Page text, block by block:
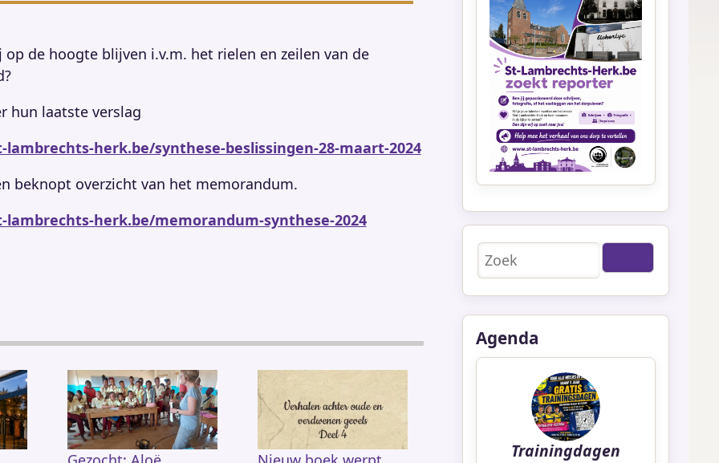
de hoogte blijven i.v.m. het rielen en zeilen van de
hun laatste verslag
herk.be/synthese-beslissingen-28-maart-2024
beknopt overzicht van het memorandum.
herk.be/memorandum-synthese-2024
Zoeken
Agenda
Trainingdagen